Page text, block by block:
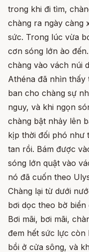
trong khi đi tìm,
chàng ra ngày càng
sức. Trong lúc vừa
cơn sóng lớn ào
chàng vào vách núi
Athéna đã nhìn thấy
ban cho chàng sự
nguy, và khi ngọn
chàng bật nhảy lên
kịp thời đối phó như
tan rồi. Bám được
sóng lớn quật vào
nó đã cuốn theo
Chàng lại từ dưới
bơi dọc theo bờ
Bơi mãi, bơi mãi,
đem hết sức lực còn
bồi ở cửa sông, và